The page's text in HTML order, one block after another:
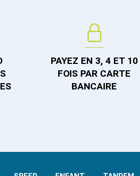
PAYEZ EN 3, 4 ET 10
FOIS PAR CARTE
BANCAIRE